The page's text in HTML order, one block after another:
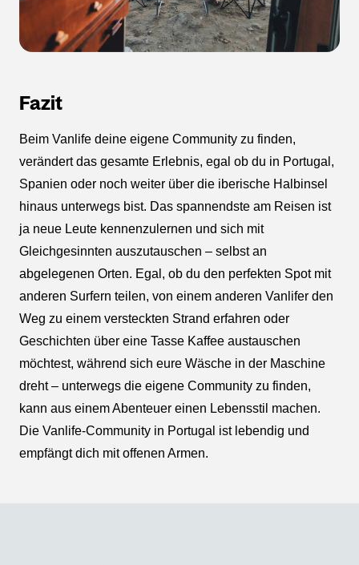
Fazit
Beim Vanlife deine eigene Community zu finden,
verändert das gesamte Erlebnis, egal ob du in Portugal,
Spanien oder noch weiter über die iberische Halbinsel
hinaus unterwegs bist. Das spannendste am Reisen ist
ja neue Leute kennenzulernen und sich mit
Gleichgesinnten auszutauschen – selbst an
abgelegenen Orten. Egal, ob du den perfekten Spot mit
anderen Surfern teilen, von einem anderen Vanlifer den
Weg zu einem versteckten Strand erfahren oder
Geschichten über eine Tasse Kaffee austauschen
möchtest, während sich eure Wäsche in der Maschine
dreht – unterwegs die eigene Community zu finden,
kann aus einem Abenteuer einen Lebensstil machen.
Die Vanlife-Community in Portugal ist lebendig und
empfängt dich mit offenen Armen.